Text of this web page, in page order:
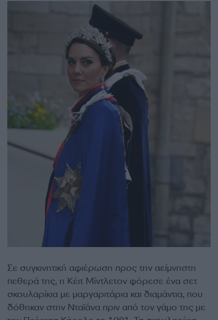
Σε συγκινητική αφιέρωση προς την αείμνηστη
πεθερά της, η Κέιτ Μίντλετον φόρεσε ένα σετ
σκουλαρίκια με μαργαριτάρια και διαμάντια, που
δόθηκαν στην Νταϊάνα πριν από τον γάμο της με